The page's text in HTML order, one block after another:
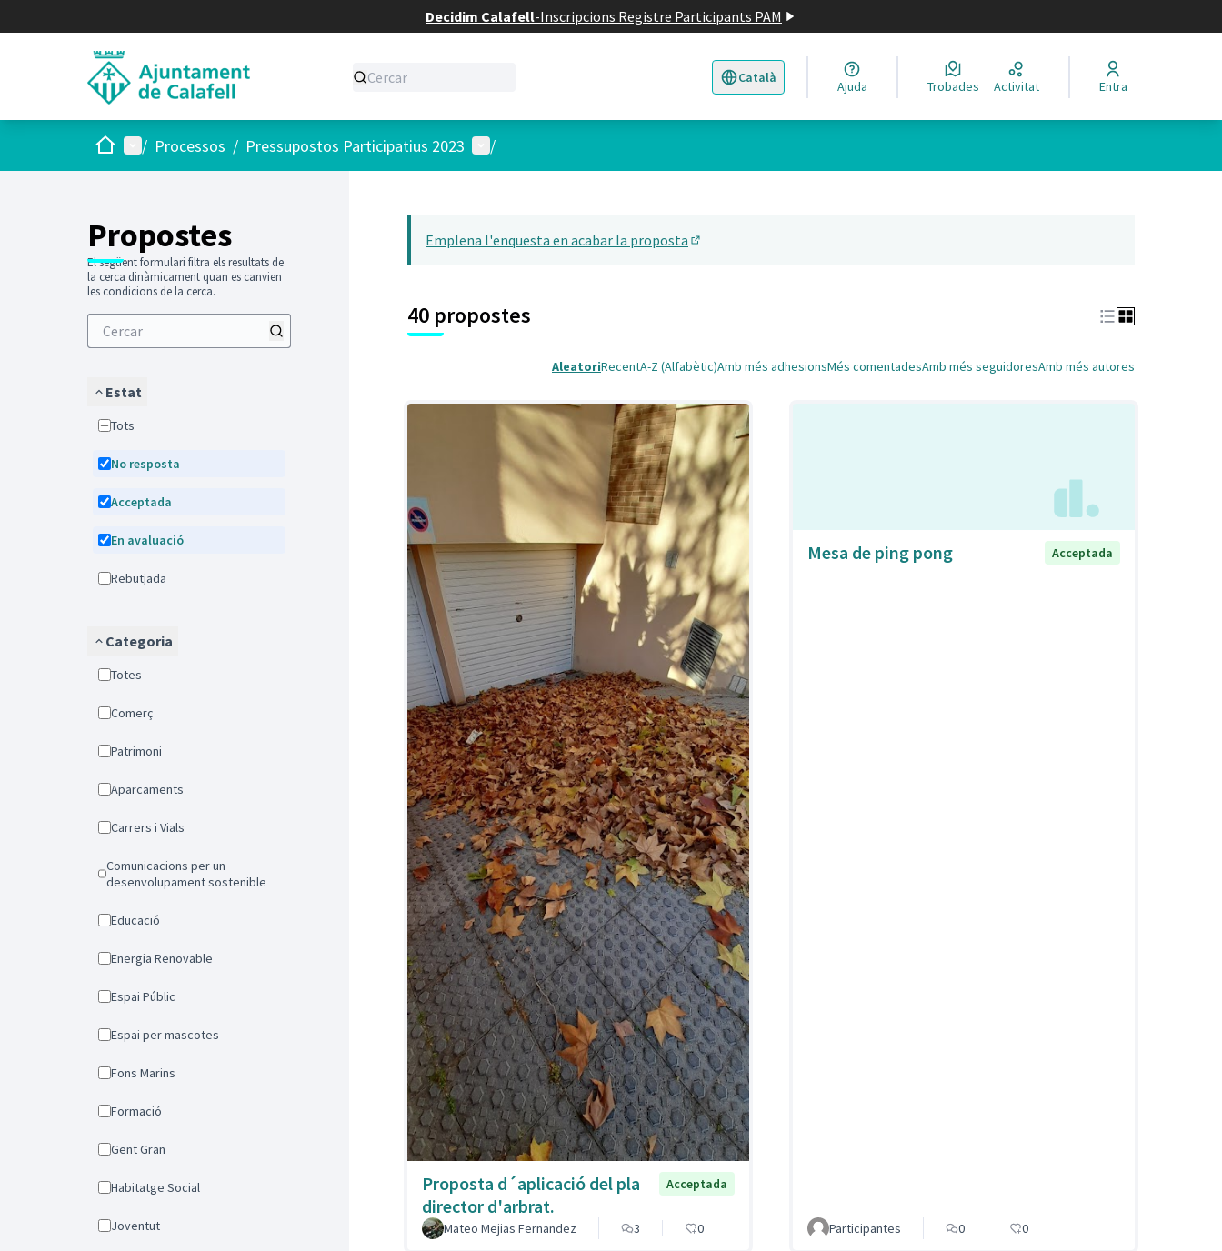
Decidim Calafell-Inscripcions Registre Participants PAM
Català
Triar la llengua Elegir el idioma
Ajuda Trobades Activitat Entra
Inici Menú principal
/ Processos / Pressupostos Participatius 2023 Menú d'usuari
/
Propostes
El següent formulari filtra els resultats de
la cerca dinàmicament quan es canvien
les condicions de la cerca.
Estat
Tots
No resposta
Acceptada
En avaluació
Rebutjada
Categoria
Totes
Comerç
Patrimoni
Aparcaments
Carrers i Vials
Comunicacions per un
desenvolupament sostenible
Educació
Energia Renovable
Espai Públic
Espai per mascotes
Fons Marins
Formació
Gent Gran
Habitatge Social
Joventut
Emplena l'enquesta en acabar la proposta
40 propostes
AleatoriRecentA-Z (Alfabètic)Amb més adhesionsMés comentadesAmb més seguidoresAmb més autores
Proposta d´aplicació del pla
director d'arbrat.
Acceptada
Mateo Mejias Fernandez 3 0
Mesa de ping pong Acceptada
Participantes 0 0